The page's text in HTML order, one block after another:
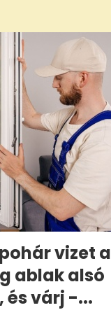
vizet a
ablak alsó
és várj -...